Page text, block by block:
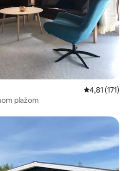
Prosječna
4,81 (171)
plažom
s oznakom „Odabrali gosti”